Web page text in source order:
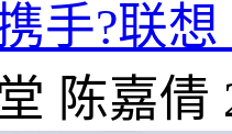
手?联
陈嘉倩